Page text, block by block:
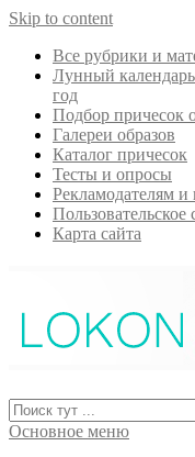
Skip to content
Все рубрики и
Лунный
год
Подбор причесок
Галереи образов
Каталог причесок
Тесты и опросы
Рекламодателям и
Пользовательское
Карта сайта
Основное меню